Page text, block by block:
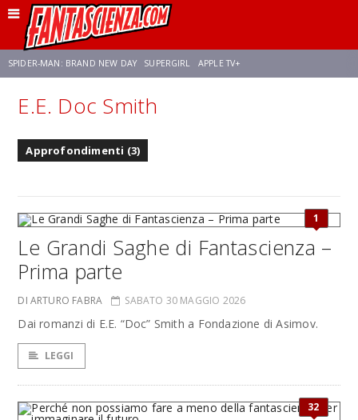
SPIDER-MAN: BRAND NEW DAY SUPERGIRL APPLE TV+
FRANCO RICCIARDIELLO ZENDAYA
E.E. Doc Smith
Approfondimenti (3)
1
Le Grandi Saghe di Fantascienza –
Prima parte
DI ARTURO FABRA SABATO 30 MAGGIO 2026
Dai romanzi di E.E. “Doc” Smith a Fondazione di Asimov.
LEGGI
32